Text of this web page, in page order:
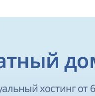
хостинг от